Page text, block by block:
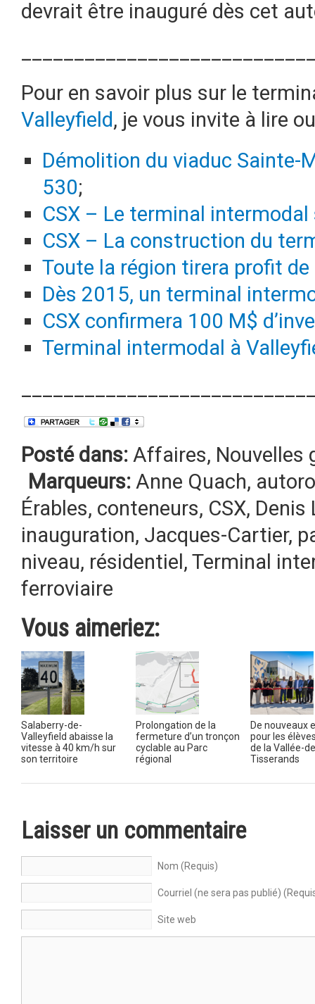
devrait être inauguré dès cet
Pour en savoir plus sur le
Valleyfield, je vous invite à lire
Démolition du viaduc Sainte-
530;
CSX – Le terminal
CSX – La construction du
Toute la région tirera profit de
Dès 2015, un terminal
CSX confirmera 100 M$
Terminal intermodal à
Posté dans: Affaires, Nouvelles
Marqueurs: Anne Quach,
Érables, conteneurs, CSX, Denis
inauguration, Jacques-Cartier,
niveau, résidentiel , Terminal
ferroviaire
Vous aimeriez:
Salaberry-de-
Valleyfield abaisse la
vitesse à 40 km/h sur
son territoire
Prolongation de la
fermeture d’un tronçon
cyclable au Parc
régional
De nouveaux
pour les
de la Vallée-
Tisserands
Laisser un commentaire
Nom (Requis)
Courriel (ne sera pas publié)
Site web